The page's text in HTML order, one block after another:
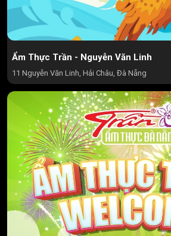
Ẩm Thực Trần - Nguyễn Văn Linh
11 Nguyễn Văn Linh, Hải Châu, Đà Nẵng